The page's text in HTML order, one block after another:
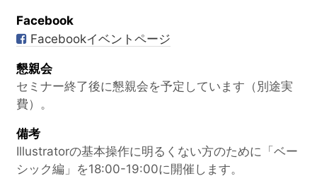
Facebook
Facebookイベントページ
懇親会
セミナー終了後に懇親会を予定しています（別途実
費）。
備考
Illustratorの基本操作に明るくない方のために「ベー
シック編」を18:00-19:00に開催します。